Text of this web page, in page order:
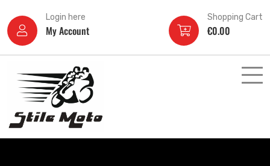
Login here
My Account
Shopping Cart
€0.00